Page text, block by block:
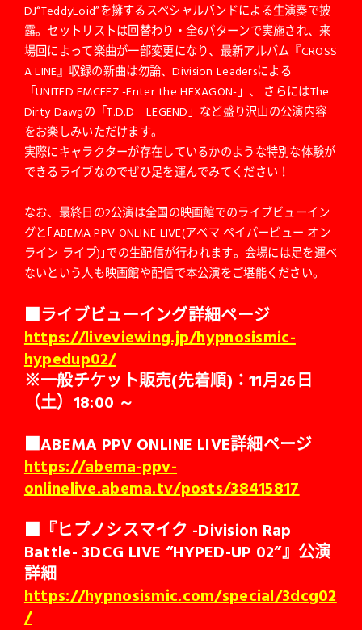
DJ“TeddyLoid”を擁するスペシャルバンドによる生演奏で披
露。セットリストは回替わり・全6パターンで実施され、来
場回によって楽曲が一部変更になり、最新アルバム『CROSS
A LINE』収録の新曲は勿論、Division Leadersによる
「UNITED EMCEEZ -Enter the HEXAGON-」、 さらにはThe
Dirty Dawgの「T.D.D LEGEND」など盛り沢山の公演内容
をお楽しみいただけます。
実際にキャラクターが存在しているかのような特別な体験が
できるライブなのでぜひ足を運んでみてください！
なお、最終日の2公演は全国の映画館でのライブビューイン
グと｢ABEMA PPV ONLINE LIVE(アベマ ペイパービュー オン
ライン ライブ)｣での生配信が行われます。会場には足を運べ
ないという人も映画館や配信で本公演をご堪能ください。
■ライブビューイング詳細ページ
https://liveviewing.jp/hypnosismic-
hypedup02/
※一般チケット販売(先着順)：11月26日
（土）18:00 ～
■ABEMA PPV ONLINE LIVE詳細ページ
https://abema-ppv-
onlinelive.abema.tv/posts/38415817
■『ヒプノシスマイク -Division Rap
Battle- 3DCG LIVE “HYPED-UP 02”』公演
詳細
https://hypnosismic.com/special/3dcg02
/